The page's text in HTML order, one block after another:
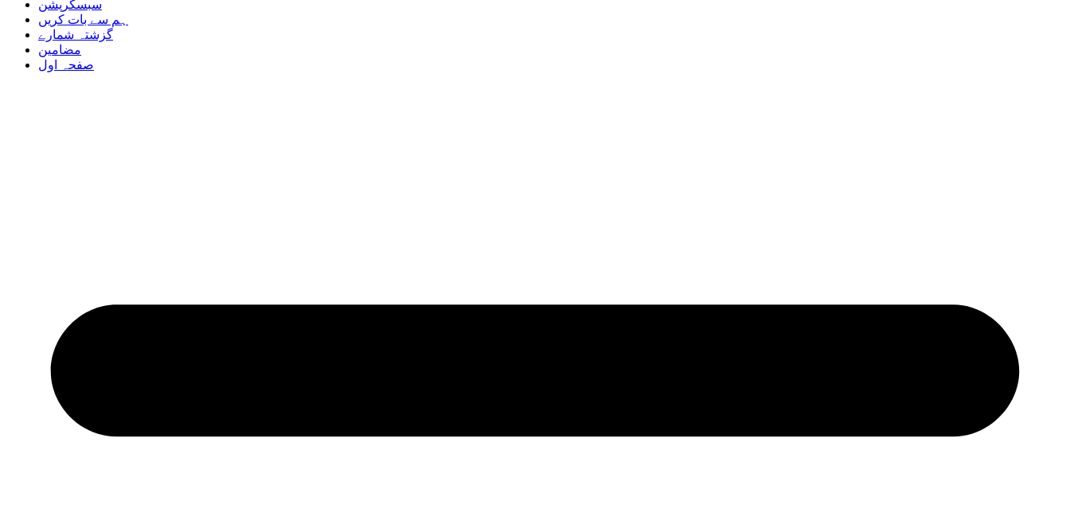
سبسکرپشن
ہم سے بات کریں
گزشتہ شمارے
مضامین
صفحہ اول